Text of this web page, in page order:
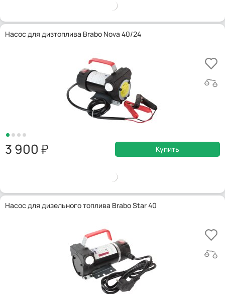
Насос для дизтоплива Brabo Nova 40/24
3 900 Купить
Насос для дизельного топлива Brabo Star 40